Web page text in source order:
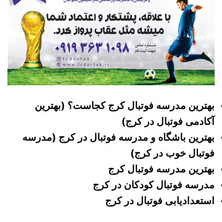
بهترین مدرسه فوتبال کرج کجاست؟ (بهترین
آکادمی فوتبال در کرج)
بهترین باشگاه و مدرسه فوتبال در کرج (مدرسه
فوتبال خوب در کرج)
بهترین مدرسه فوتبال کرج
مدرسه فوتبال کودکان در کرج
استعدادیابی فوتبال در کرج